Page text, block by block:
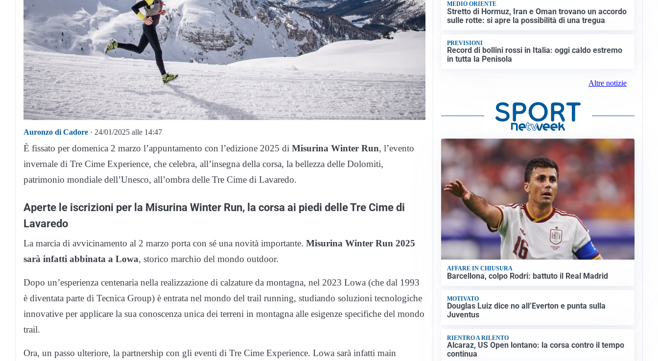
Auronzo di Cadore · 24/01/2025 alle 14:47
È fissato per domenica 2 marzo l’appuntamento con l’edizione 2025 di Misurina Winter Run, l’evento
invernale di Tre Cime Experience, che celebra, all’insegna della corsa, la bellezza delle Dolomiti,
patrimonio mondiale dell’Unesco, all’ombra delle Tre Cime di Lavaredo.
Aperte le iscrizioni per la Misurina Winter Run, la corsa ai piedi delle Tre Cime di
Lavaredo
La marcia di avvicinamento al 2 marzo porta con sé una novità importante. Misurina Winter Run 2025
sarà infatti abbinata a Lowa, storico marchio del mondo outdoor.
Dopo un’esperienza centenaria nella realizzazione di calzature da montagna, nel 2023 Lowa (che dal 1993
è diventata parte di Tecnica Group) è entrata nel mondo del trail running, studiando soluzioni tecnologiche
innovative per applicare la sua conoscenza unica dei terreni in montagna alle esigenze specifiche del mondo
trail.
Ora, un passo ulteriore, la partnership con gli eventi di Tre Cime Experience. Lowa sarà infatti main
MEDIO ORIENTE
Stretto di Hormuz, Iran e Oman trovano un accordo
sulle rotte: si apre la possibilità di una tregua
PREVISIONI
Record di bollini rossi in Italia: oggi caldo estremo
in tutta la Penisola
Altre notizie
AFFARE IN CHIUSURA
Barcellona, colpo Rodri: battuto il Real Madrid
MOTIVATO
Douglas Luiz dice no all’Everton e punta sulla
Juventus
RIENTRO A RILENTO
Alcaraz, US Open lontano: la corsa contro il tempo
continua